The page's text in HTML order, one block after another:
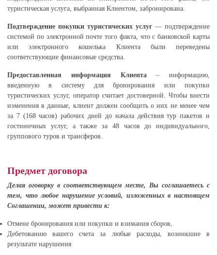
туристическая услуга, выбранная Клиентом, забронирована.
Подтверждение покупки туристических услуг — подтверждение
системой по электронной почте того факта, что с банковской карты
или электронного кошелька Клиента были переведены
соответствующие финансовые средства.​
Предоставленная информация Клиента– информацию,
введенную в систему для бронирования или покупки
туристических услуг, оператор считает достоверной. Чтобы внести
изменения в данные, клиент должен сообщить о них не менее чем
за 7 (168 часов) рабочих дней до начала действия тур пакетов и
гостиничных услуг, а также за 48 часов до индивидуального,
группового туров и трансферов.
Предмет договора
Делая оговорку в соответствующем месте, Вы соглашаетесь с
тем, что любое нарушение условий, изложенных в настоящем
Соглашении, может привести к:
Отмене бронирования или покупки и взимания сборов,
Дебетованию вашего счета за любые расходы, возникшие в
результате нарушения